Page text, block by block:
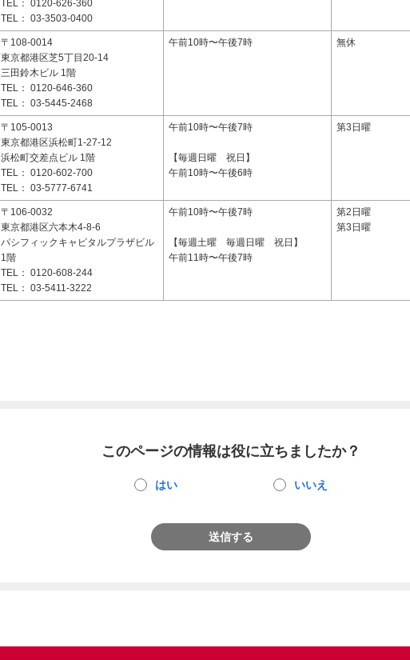
TEL： 0120-626-360
TEL： 03-3503-0400
〒108-0014
東京都港区芝5丁目20-14
三田鈴木ビル 1階
TEL： 0120-646-360
TEL： 03-5445-2468
午前10時〜午後7時 無休
〒105-0013
東京都港区浜松町1-27-12
浜松町交差点ビル 1階
TEL： 0120-602-700
TEL： 03-5777-6741
午前10時〜午後7時
【毎週日曜 祝日】
午前10時〜午後6時
第3日曜
〒106-0032
東京都港区六本木4-8-6
パシフィックキャピタルプラザビル
1階
TEL： 0120-608-244
TEL： 03-5411-3222
午前10時〜午後7時
【毎週土曜 毎週日曜 祝日】
午前11時〜午後7時
第2日曜
第3日曜
このページの情報は役に立ちましたか？
はい いいえ
送信する